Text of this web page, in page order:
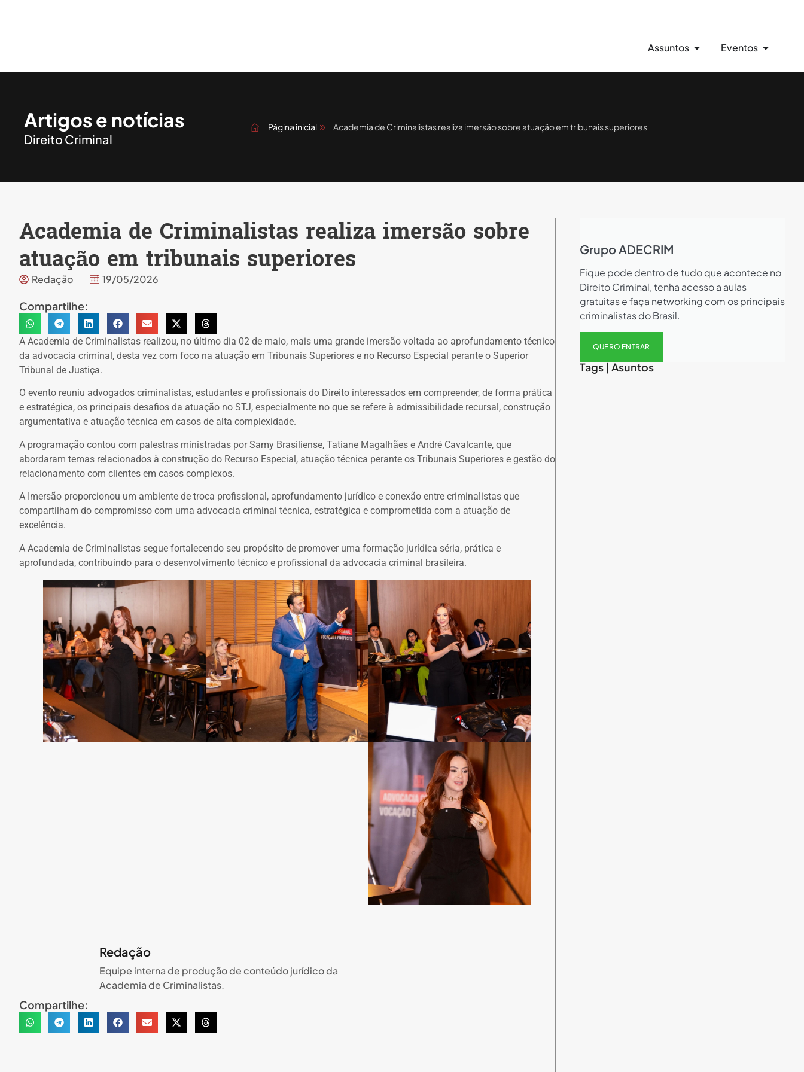
Assuntos Eventos
Artigos e notícias
Direito Criminal
Página inicial Academia de Criminalistas realiza imersão sobre atuação em tribunais superiores
Academia de Criminalistas realiza imersão sobre
atuação em tribunais superiores
Redação 19/05/2026
Compartilhe:
A Academia de Criminalistas realizou, no último dia 02 de maio, mais uma grande imersão voltada ao aprofundamento técnico
da advocacia criminal, desta vez com foco na atuação em Tribunais Superiores e no Recurso Especial perante o Superior
Tribunal de Justiça.
O evento reuniu advogados criminalistas, estudantes e profissionais do Direito interessados em compreender, de forma prática
e estratégica, os principais desafios da atuação no STJ, especialmente no que se refere à admissibilidade recursal, construção
argumentativa e atuação técnica em casos de alta complexidade.
A programação contou com palestras ministradas por Samy Brasiliense, Tatiane Magalhães e André Cavalcante, que
abordaram temas relacionados à construção do Recurso Especial, atuação técnica perante os Tribunais Superiores e gestão do
relacionamento com clientes em casos complexos.
A Imersão proporcionou um ambiente de troca profissional, aprofundamento jurídico e conexão entre criminalistas que
compartilham do compromisso com uma advocacia criminal técnica, estratégica e comprometida com a atuação de
excelência.
A Academia de Criminalistas segue fortalecendo seu propósito de promover uma formação jurídica séria, prática e
aprofundada, contribuindo para o desenvolvimento técnico e profissional da advocacia criminal brasileira.
Redação
Equipe interna de produção de conteúdo jurídico da
Academia de Criminalistas.
Compartilhe:
Grupo ADECRIM
Fique pode dentro de tudo que acontece no
Direito Criminal, tenha acesso a aulas
gratuitas e faça networking com os principais
criminalistas do Brasil.
QUERO ENTRAR
Tags | Asuntos